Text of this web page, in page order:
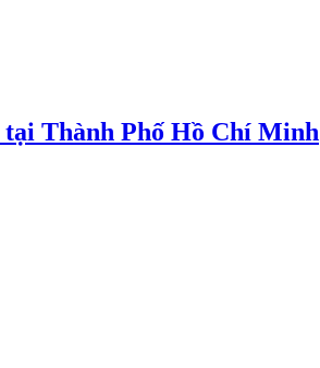
Thành Phố Hồ Chí Minh